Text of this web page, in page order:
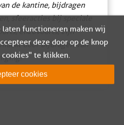
de kantine, bijdragen
sfeeracties bij speciale
enzovoorts, zijn
door bijdragen van
!
laten functioneren maken wij
deze door op de knop
te klikken.
cookies